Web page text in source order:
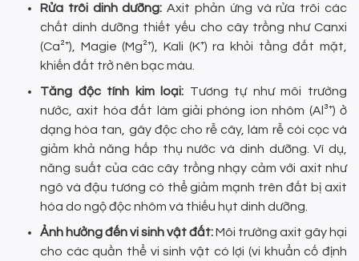
Rửa trôi dinh dưỡng:Axit phản ứng và rửa trôi các
chất dinh dưỡng thiết yếu cho cây trồng như Canxi
(Ca²⁺), Magie (Mg²⁺), Kali (K⁺) ra khỏi tầng đất mặt,
khiến đất trở nên bạc màu.
Tăng độc tính kim loại: Tương tự như môi trường
nước, axit hóa đất làm giải phóng ion nhôm (Al³⁺) ở
dạng hòa tan, gây độc cho rễ cây, làm rễ còi cọc và
giảm khả năng hấp thụ nước và dinh dưỡng. Ví dụ,
năng suất của các cây trồng nhạy cảm với axit như
ngô và đậu tương có thể giảm mạnh trên đất bị axit
hóa do ngộ độc nhôm và thiếu hụt dinh dưỡng.
Ảnh hưởng đến vi sinh vật đất:Môi trường axit gây hại
cho các quần thể vi sinh vật có lợi (vi khuẩn cố định